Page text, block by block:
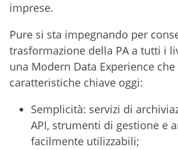
imprese.
Pure si sta impegnando per
trasformazione della PA a tutti i
una Modern Data Experience
caratteristiche chiave oggi:
Semplicità: servizi di
API, strumenti di gestione e
facilmente utilizzabili;